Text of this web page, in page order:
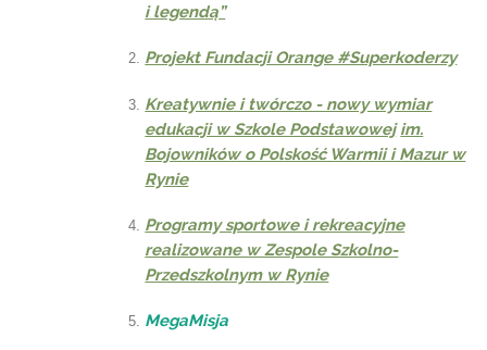
i legendą”
Projekt Fundacji Orange #Superkoderzy
Kreatywnie i twórczo - nowy wymiar
edukacji w Szkole Podstawowej im.
Bojowników o Polskość Warmii i Mazur w
Rynie
Programy sportowe i rekreacyjne
realizowane w Zespole Szkolno-
Przedszkolnym w Rynie
MegaMisja